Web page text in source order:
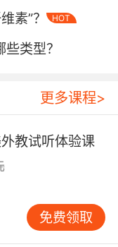
在精心雕琢之
中，导演引导
夸张的妆容和
众留下了深刻的
、舞蹈、灯光、
各个元素相互
整体。
者
观众情感沟通的
素”？ HOT
类型？
更多课程>
教试听体验课
免费领取